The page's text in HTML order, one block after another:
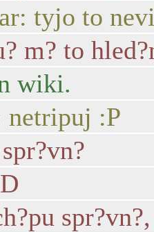
tyjo to
m? to
wiki.
:P